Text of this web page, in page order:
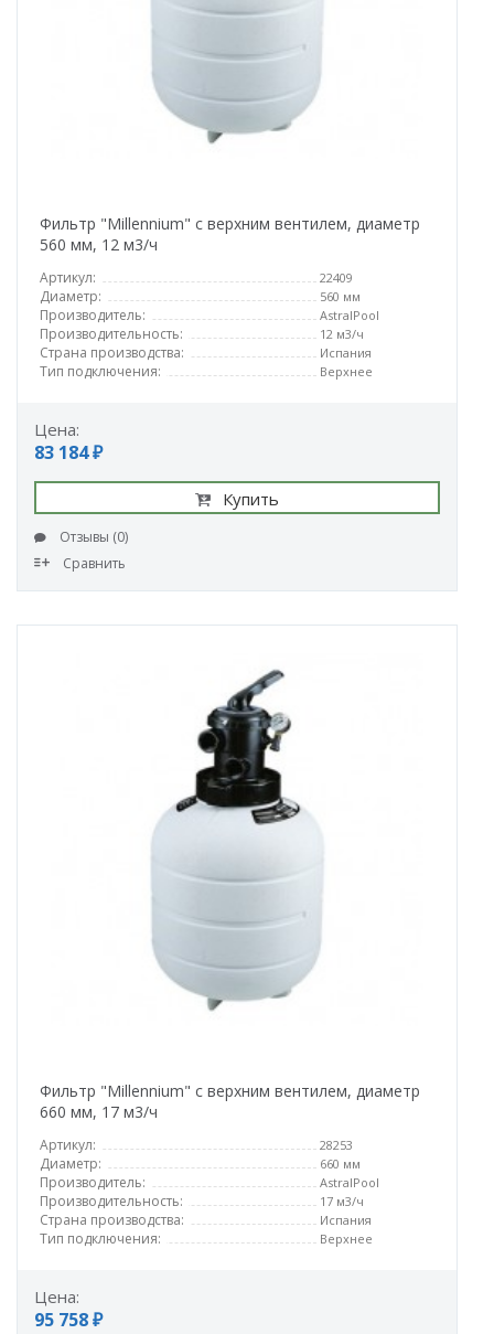
Фильтр "Millennium" с верхним вентилем, диаметр
560 мм, 12 м3/ч
Артикул: 22409
Диаметр: 560 мм
Производитель: AstralPool
Производительность: 12 м3/ч
Страна производства: Испания
Тип подключения: Верхнее
Цена:
83 184 ₽
Купить
Отзывы (0)
Сравнить
Фильтр "Millennium" с верхним вентилем, диаметр
660 мм, 17 м3/ч
Артикул: 28253
Диаметр: 660 мм
Производитель: AstralPool
Производительность: 17 м3/ч
Страна производства: Испания
Тип подключения: Верхнее
Цена:
95 758 ₽